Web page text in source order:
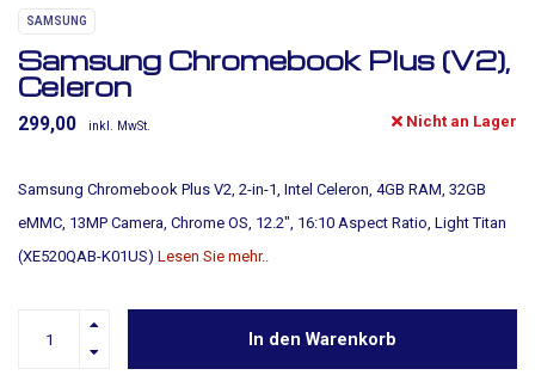
SAMSUNG
Samsung Chromebook Plus (V2),
Celeron
299,00 inkl. MwSt. Nicht an Lager
Samsung Chromebook Plus V2, 2-in-1, Intel Celeron, 4GB RAM, 32GB
eMMC, 13MP Camera, Chrome OS, 12.2", 16:10 Aspect Ratio, Light Titan
(XE520QAB-K01US) Lesen Sie mehr..
In den Warenkorb